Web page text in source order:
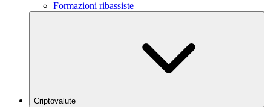
Formazioni ribassiste
Criptovalute